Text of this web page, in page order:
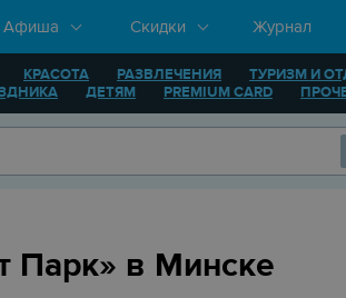
Афиша Скидки Журнал
КРАСОТА РАЗВЛЕЧЕНИЯ ТУРИЗМ И
ДЕТЯМ PREMIUM CARD
Парк» в Минске